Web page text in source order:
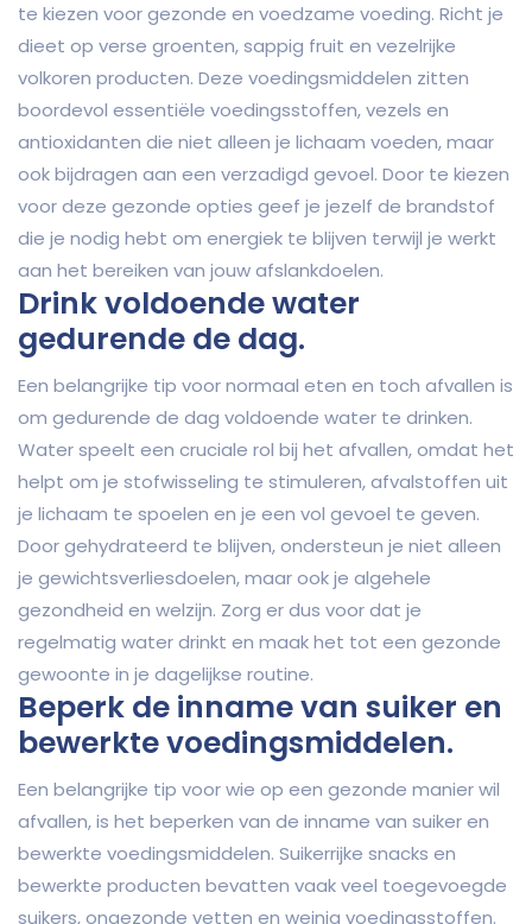
te kiezen voor gezonde en voedzame voeding. Richt je
dieet op verse groenten, sappig fruit en vezelrijke
volkoren producten. Deze voedingsmiddelen zitten
boordevol essentiële voedingsstoffen, vezels en
antioxidanten die niet alleen je lichaam voeden, maar
ook bijdragen aan een verzadigd gevoel. Door te kiezen
voor deze gezonde opties geef je jezelf de brandstof
die je nodig hebt om energiek te blijven terwijl je werkt
aan het bereiken van jouw afslankdoelen.
Drink voldoende water
gedurende de dag.
Een belangrijke tip voor normaal eten en toch afvallen is
om gedurende de dag voldoende water te drinken.
Water speelt een cruciale rol bij het afvallen, omdat het
helpt om je stofwisseling te stimuleren, afvalstoffen uit
je lichaam te spoelen en je een vol gevoel te geven.
Door gehydrateerd te blijven, ondersteun je niet alleen
je gewichtsverliesdoelen, maar ook je algehele
gezondheid en welzijn. Zorg er dus voor dat je
regelmatig water drinkt en maak het tot een gezonde
gewoonte in je dagelijkse routine.
Beperk de inname van suiker en
bewerkte voedingsmiddelen.
Een belangrijke tip voor wie op een gezonde manier wil
afvallen, is het beperken van de inname van suiker en
bewerkte voedingsmiddelen. Suikerrijke snacks en
bewerkte producten bevatten vaak veel toegevoegde
suikers, ongezonde vetten en weinig voedingsstoffen.